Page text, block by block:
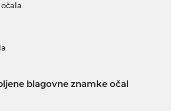
blagovne znamke očal